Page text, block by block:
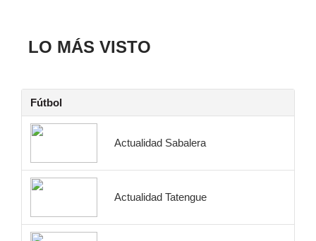
LO MÁS VISTO
Fútbol
Actualidad Sabalera
Actualidad Tatengue